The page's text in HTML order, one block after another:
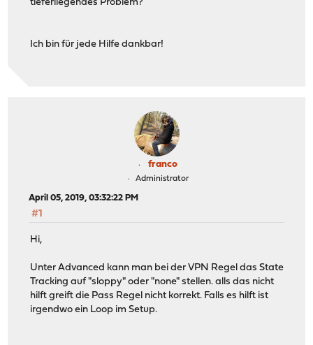
tieferliegendes Problem?
Ich bin für jede Hilfe dankbar!
franco
Administrator
April 05, 2019, 03:32:22 PM
#1
Hi,
Unter Advanced kann man bei der VPN Regel das State
Tracking auf "sloppy" oder "none" stellen. alls das nicht
hilft greift die Pass Regel nicht korrekt. Falls es hilft ist
irgendwo ein Loop im Setup.